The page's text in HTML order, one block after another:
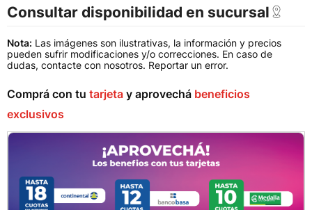
Consultar disponibilidad en sucursal
Nota: Las imágenes son ilustrativas, la información y precios
pueden sufrir modificaciones y/o correcciones. En caso de
dudas, contacte con nosotros. Reportar un error.
Comprá con tu tarjeta y aprovechá beneficios
exclusivos